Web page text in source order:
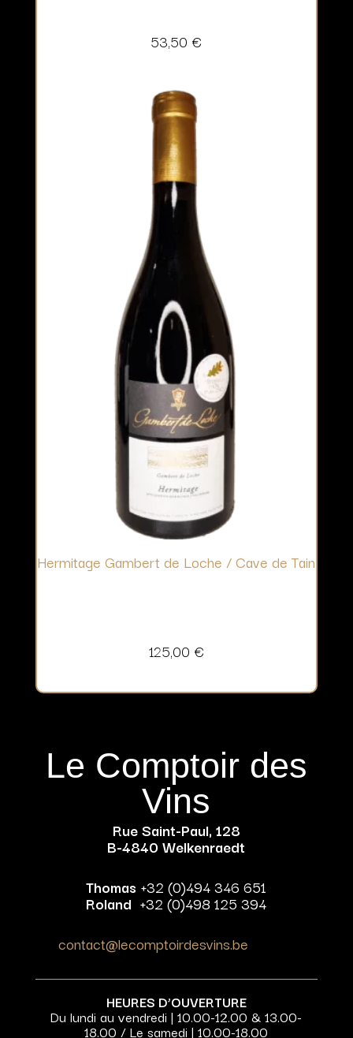
53,50 €
Hermitage Gambert de Loche / Cave de Tain
125,00 €
Le Comptoir des
Vins
Rue Saint-Paul, 128
B-4840 Welkenraedt
Thomas +32 (0)494 346 651
Roland +32 (0)498 125 394
contact@lecomptoirdesvins.be
HEURES D’OUVERTURE
Du lundi au vendredi | 10.00-12.00 & 13.00-
18.00 / Le samedi | 10.00-18.00